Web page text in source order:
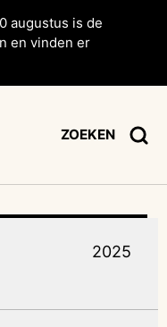
augustus is de
en vinden er
ZOEKEN
2025